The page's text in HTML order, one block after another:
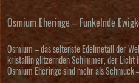
Osmium Eheringe – Funkelnde
Osmium – das seltenste Edelmetall der
kristallin glitzernden Schimmer, der Licht
Osmium Eheringe sind mehr als Schmuck